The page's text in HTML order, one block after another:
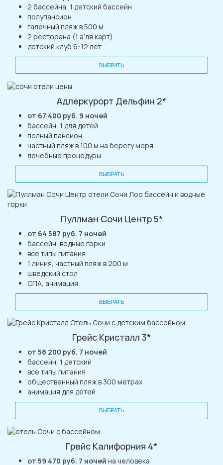
2 бассейна, 1 детский бассейн
полупансион
галечный пляж в 500 м
2 ресторана (1 а’ля карт)
детский клуб 6-12 лет
ВЫБРАТЬ
Адлеркурорт Дельфин 2*
от 67 400 руб. 9 ночей
бассейн, 1 для детей
полный пансион
частный пляж в 100 м на берегу моря
лечебные процедуры
ВЫБРАТЬ
Пуллман Сочи Центр 5*
от 64 587 руб. 7 ночей
бассейн, водные горки
все типы питания
1 линия, частный пляж в 200 м
шведский стол
СПА, анимация
ВЫБРАТЬ
Грейс Кристалл 3*
от 58 200 руб. 7 ночей
бассейн, 1 детский
все типы питания
общественный пляж в 300 метрах
анимация для детей
ВЫБРАТЬ
Грейс Калифорния 4*
от 59 470 руб. 7 ночей на человека